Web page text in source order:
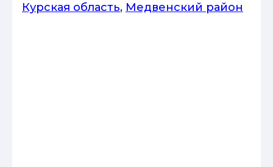
Курская область, Медвенский район